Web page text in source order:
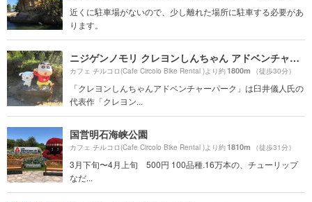
近くに駐車場がないので、少し離れた場所に駐車する必要があ
ります。
ニジゲンノモリ クレヨンしんちゃん アドベンチャーパーク
カフェ チルコロ(Cafe Circolo Bike Rental )より約1800m （徒歩30分）
「クレヨンしんちゃんアドベンチャーパーク」は臼井儀人氏の
代表作「クレヨン...
国営明石海峡公園
カフェ チルコロ(Cafe Circolo Bike Rental )より約1810m （徒歩31分）
3月下旬〜4月上旬 500円 100品種.16万本の、チューリップ
なだ...